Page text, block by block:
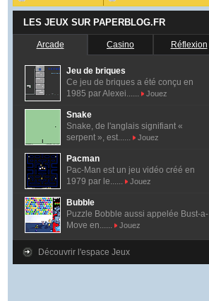
LES JEUX SUR PAPERBLOG.FR
Arcade Casino Réflexion
Jeu de briques
Ce jeu de briques a été conçu en
1985 par Alexei......
Jouez
Snake
Snake, de l'anglais signifiant «
serpent », est......
Jouez
Pacman
Pac-Man est un jeu vidéo créé en
1979 par le......
Jouez
Bubble
Puzzle Bobble aussi appelée Bust-a-
Move en......
Jouez
Découvrir l'espace Jeux